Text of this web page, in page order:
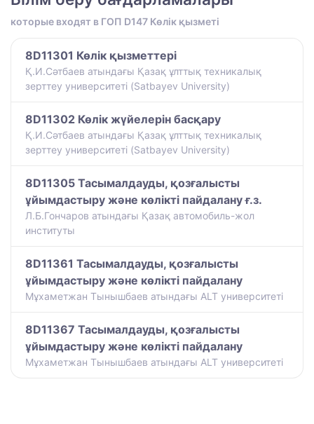
которые входят в ГОП D147 Көлік қызметі
8D11301 Көлік қызметтері
Қ.И.Сәтбаев атындағы Қазақ ұлттық техникалық
зерттеу университеті (Satbayev University)
8D11302 Көлік жүйелерін басқару
Қ.И.Сәтбаев атындағы Қазақ ұлттық техникалық
зерттеу университеті (Satbayev University)
8D11305 Тасымалдауды, қозғалысты
ұйымдастыру және көлікті пайдалану ғ.з.
Л.Б.Гончаров атындағы Қазақ автомобиль-жол
институты
8D11361 Тасымалдауды, қозғалысты
ұйымдастыру және көлікті пайдалану
Мұхаметжан Тынышбаев атындағы ALT университеті
8D11367 Тасымалдауды, қозғалысты
ұйымдастыру және көлікті пайдалану
Мұхаметжан Тынышбаев атындағы ALT университеті